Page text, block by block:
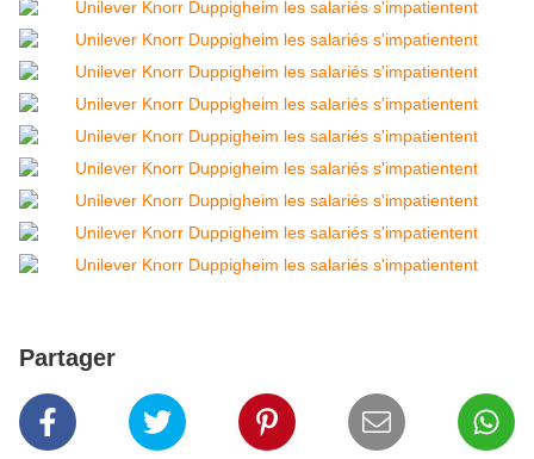
Partager